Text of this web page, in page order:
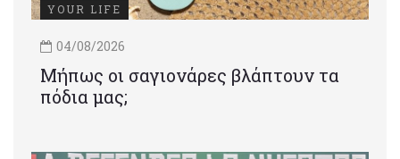
YOUR LIFE
04/08/2026
Μήπως οι σαγιονάρες βλάπτουν τα
πόδια μας;